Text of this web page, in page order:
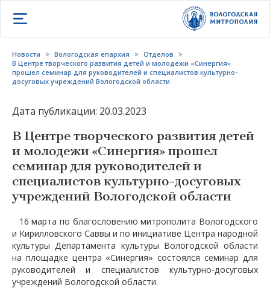
Открыть меню
Новости > Вологодская епархия > Отделов
>
В Центре творческого развития детей и молодежи «Синергия»
прошел семинар для руководителей и специалистов культурно-
досуговых учреждений Вологодской области
Дата публикации: 20.03.2023
В Центре творческого развития детей
и молодежи «Синергия» прошел
семинар для руководителей и
специалистов культурно-досуговых
учреждений Вологодской области
16 марта по благословению митрополита Вологодского
и Кирилловского Саввы и по инициативе Центра народной
культуры Департамента культуры Вологодской области
на площадке центра «Синергия» состоялся семинар для
руководителей и специалистов культурно-досуговых
учреждений Вологодской области.